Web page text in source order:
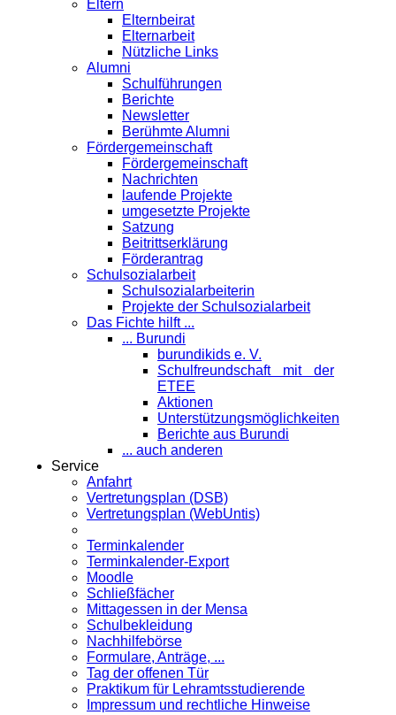
Eltern
Elternbeirat
Elternarbeit
Nützliche Links
Alumni
Schulführungen
Berichte
Newsletter
Berühmte Alumni
Förder­gemeinschaft
Fördergemeinschaft
Nachrichten
laufende Projekte
umgesetzte Projekte
Satzung
Beitrittserklärung
Förderantrag
Schul­sozialarbeit
Schulsozialarbeiterin
Projekte der Schulsozialarbeit
Das Fichte hilft ...
... Burundi
burundikids e. V.
Schulfreundschaft mit der
ETEE
Aktionen
Unterstützungsmöglichkeiten
Berichte aus Burundi
... auch anderen
Service
Anfahrt
Vertretungsplan (DSB)
Vertretungsplan (WebUntis)
Terminkalender
Terminkalender-Export
Moodle
Schließfächer
Mittagessen in der Mensa
Schulbekleidung
Nachhilfebörse
Formulare, Anträge, ...
Tag der offenen Tür
Praktikum für Lehramts­studierende
Impressum und rechtliche Hinweise